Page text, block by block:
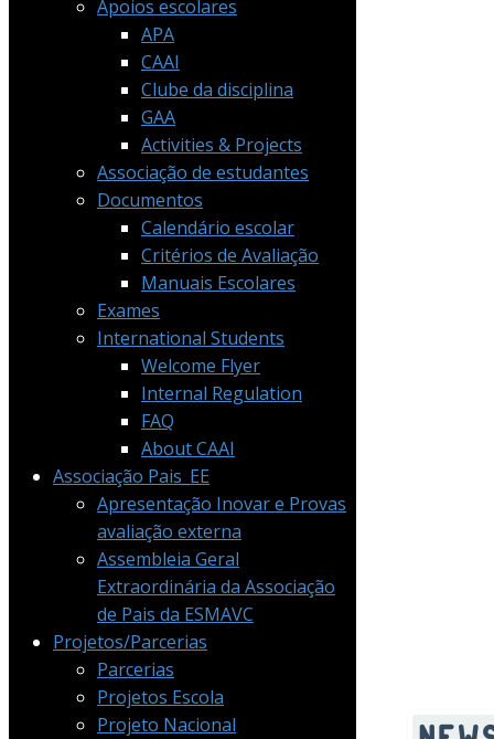
Apoios escolares
APA
CAAI
Clube da disciplina
GAA
Activities & Projects
Associação de estudantes
Documentos
Calendário escolar
Critérios de Avaliação
Manuais Escolares
Exames
International Students
Welcome Flyer
Internal Regulation
FAQ
About CAAI
Associação Pais_EE
Apresentação Inovar e Provas
avaliação externa
Assembleia Geral
Extraordinária da Associação
de Pais da ESMAVC
Projetos/Parcerias
Parcerias
Projetos Escola
Projeto Nacional